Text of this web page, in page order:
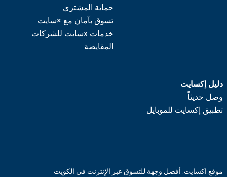
حماية المشتري
تسوق بآمان مع ×سايت
خدمات xسايت للشركات
المقايضة
دليل إكسايت
وصل حديثاً
تطبيق إكسايت للموبايل
موقع اكسايت: أفضل وجهة للتسوق عبر الإنترنت في الكويت